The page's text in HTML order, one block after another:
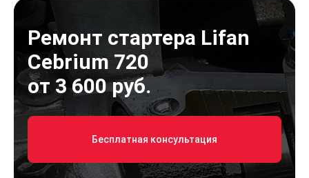
Ремонт стартера Lifan
Cebrium 720
от 3 600 руб.
Бесплатная консультация